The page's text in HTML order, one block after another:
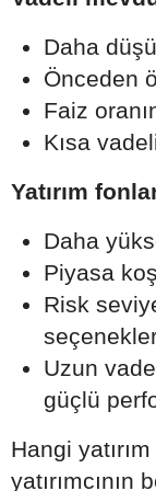
Daha
Önceden
Faiz
Kısa
Yatırım
Daha
Piyasa
Risk
Uzun
güçlü
Hangi
yatırımcının